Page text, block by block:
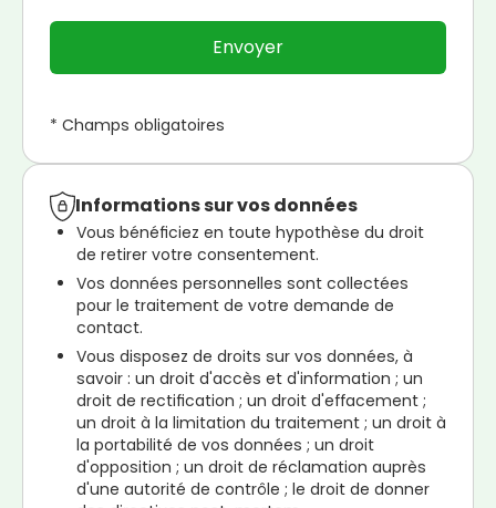
Envoyer
* Champs obligatoires
Informations sur vos données
Vous bénéficiez en toute hypothèse du droit
de retirer votre consentement.
Vos données personnelles sont collectées
pour le traitement de votre demande de
contact.
Vous disposez de droits sur vos données, à
savoir : un droit d'accès et d'information ; un
droit de rectification ; un droit d'effacement ;
un droit à la limitation du traitement ; un droit à
la portabilité de vos données ; un droit
d'opposition ; un droit de réclamation auprès
d'une autorité de contrôle ; le droit de donner